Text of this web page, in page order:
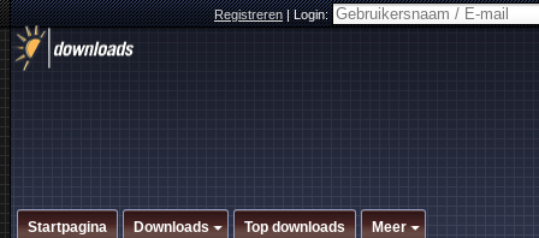
Registreren|Login:
Startpagina Downloads Top downloads Meer